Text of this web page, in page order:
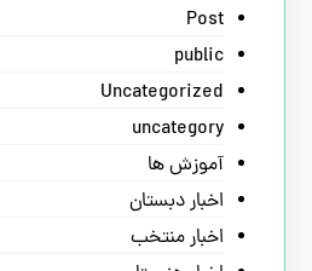
Post
public
Uncategorized
uncategory
آموزش ها
اخبار دبستان
اخبار منتخب